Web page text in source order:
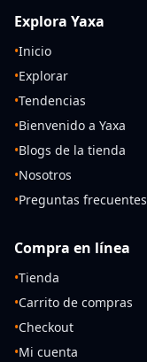
Explora Yaxa
•Inicio
•Explorar
•Tendencias
•Bienvenido a Yaxa
•Blogs de la tienda
•Nosotros
•Preguntas frecuentes
Compra en línea
•Tienda
•Carrito de compras
•Checkout
•Mi cuenta